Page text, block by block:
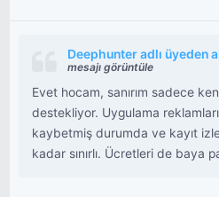
Deephunter adlı üyeden
mesajı görüntüle
Evet hocam, sanırım sadece
destekliyor. Uygulama
kaybetmiş durumda ve kayıt
kadar sınırlı. Ücretleri de baya